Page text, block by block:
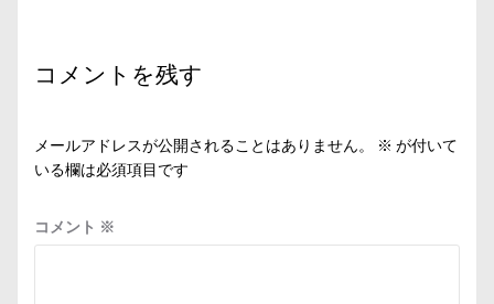
ン
コメントを残す
メールアドレスが公開されることはありません。 ※ が付いて
いる欄は必須項目です
コメント ※